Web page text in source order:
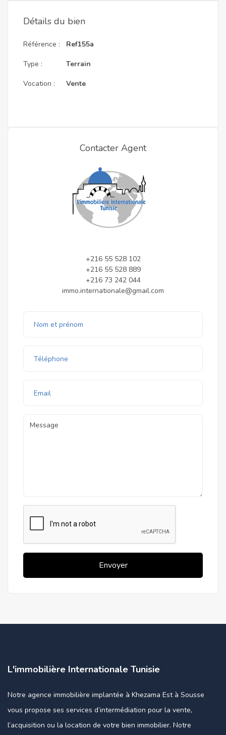
Détails du bien
Référence :
Type :
Vocation :
Ref155a
Terrain
Vente
Contacter Agent
+216 55 528 102
+216 55 528 889
+216 73 242 044
immo.internationale@gmail.com
Envoyer
L'immobilière Internationale Tunisie
Notre agence immobilière implantée à Khezama Est à Sousse
vous propose ses services d’intermédiation pour la vente,
l’acquisition ou la location de votre bien immobilier. Notre